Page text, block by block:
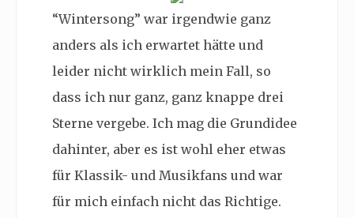
“Wintersong” war irgendwie ganz
anders als ich erwartet hätte und
leider nicht wirklich mein Fall, so
dass ich nur ganz, ganz knappe drei
Sterne vergebe. Ich mag die Grundidee
dahinter, aber es ist wohl eher etwas
für Klassik- und Musikfans und war
für mich einfach nicht das Richtige.